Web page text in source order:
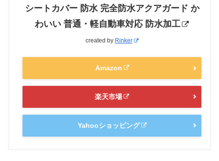
シートカバー 防水 完全防水アクアガード か
わいい 普通・軽自動車対応 防水加工
created by Rinker
Amazon
楽天市場
Yahooショッピング